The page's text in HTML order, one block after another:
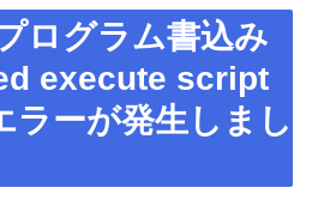
ログラム書込み
execute script
ラーが発生しまし